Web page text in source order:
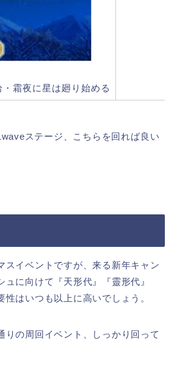
霜夜に星は廻り始める
ステージ、こちらを回れば良い
イベントですが、来る新年キャン
に向けて『天形代』『靈形代』
性はいつも以上に高いでしょう。
の周回イベント、しっかり回って